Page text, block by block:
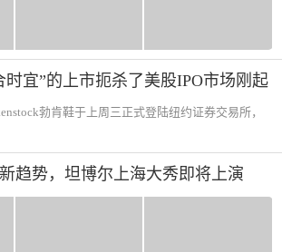
时宜”的上市扼杀了美股IPO市场刚起
勃肯鞋于上周三正式登陆纽约证券交易所，
，创下至少10亿美元估值的美国IPO中最糟糕的首
趋势，坦博尔上海大秀即将上演